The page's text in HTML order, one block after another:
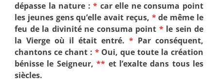
dépasse la nature :* car elle ne consuma point
les jeunes gens qu’elle avait reçus, *de même le
feu de la divinité ne consuma point *le sein de
la Vierge où il était entré. * Par conséquent,
chantons ce chant : *Oui, que toute la création
bénisse le Seigneur,** et l’exalte dans tous les
siècles.